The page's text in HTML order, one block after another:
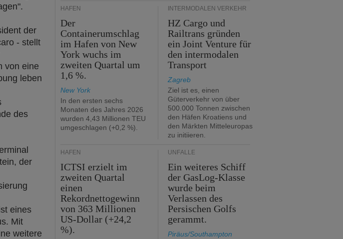
der
- stellt
von eine
leben
des
der
eines
Mit
weitere
HÄFEN
Der
Containerumschlag
im Hafen von New
York wuchs im
zweiten Quartal um
1,6 %.
New York
In den ersten sechs
Monaten des Jahres 2026
wurden 4,43 Millionen TEU
umgeschlagen (+0,2 %).
INTERMODALEN VERKEHR
HZ Cargo und
Railtrans gründen
ein Joint Venture für
den intermodalen
Transport
Zagreb
Ziel ist es, einen
Güterverkehr von über
500.000 Tonnen zwischen
den Häfen Kroatiens und
den Märkten Mitteleuropas
zu initiieren.
HÄFEN
ICTSI erzielt im
zweiten Quartal
einen
Rekordnettogewinn
von 363 Millionen
US-Dollar (+24,2
%).
UNFÄLLE
Ein weiteres Schiff
der GasLog-Klasse
wurde beim
Verlassen des
Persischen Golfs
gerammt.
Piräus/Southampton